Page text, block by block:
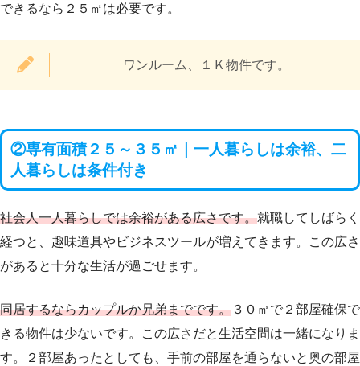
できるなら２５㎡は必要です。
ワンルーム、１Ｋ物件です。
②専有面積２５～３５㎡｜一人暮らしは余裕、二
人暮らしは条件付き
社会人一人暮らしでは余裕がある広さです。就職してしばらく
経つと、趣味道具やビジネスツールが増えてきます。この広さ
があると十分な生活が過ごせます。
同居するならカップルか兄弟までです。 ３０㎡で２部屋確保で
きる物件は少ないです。この広さだと生活空間は一緒になりま
す。２部屋あったとしても、手前の部屋を通らないと奥の部屋